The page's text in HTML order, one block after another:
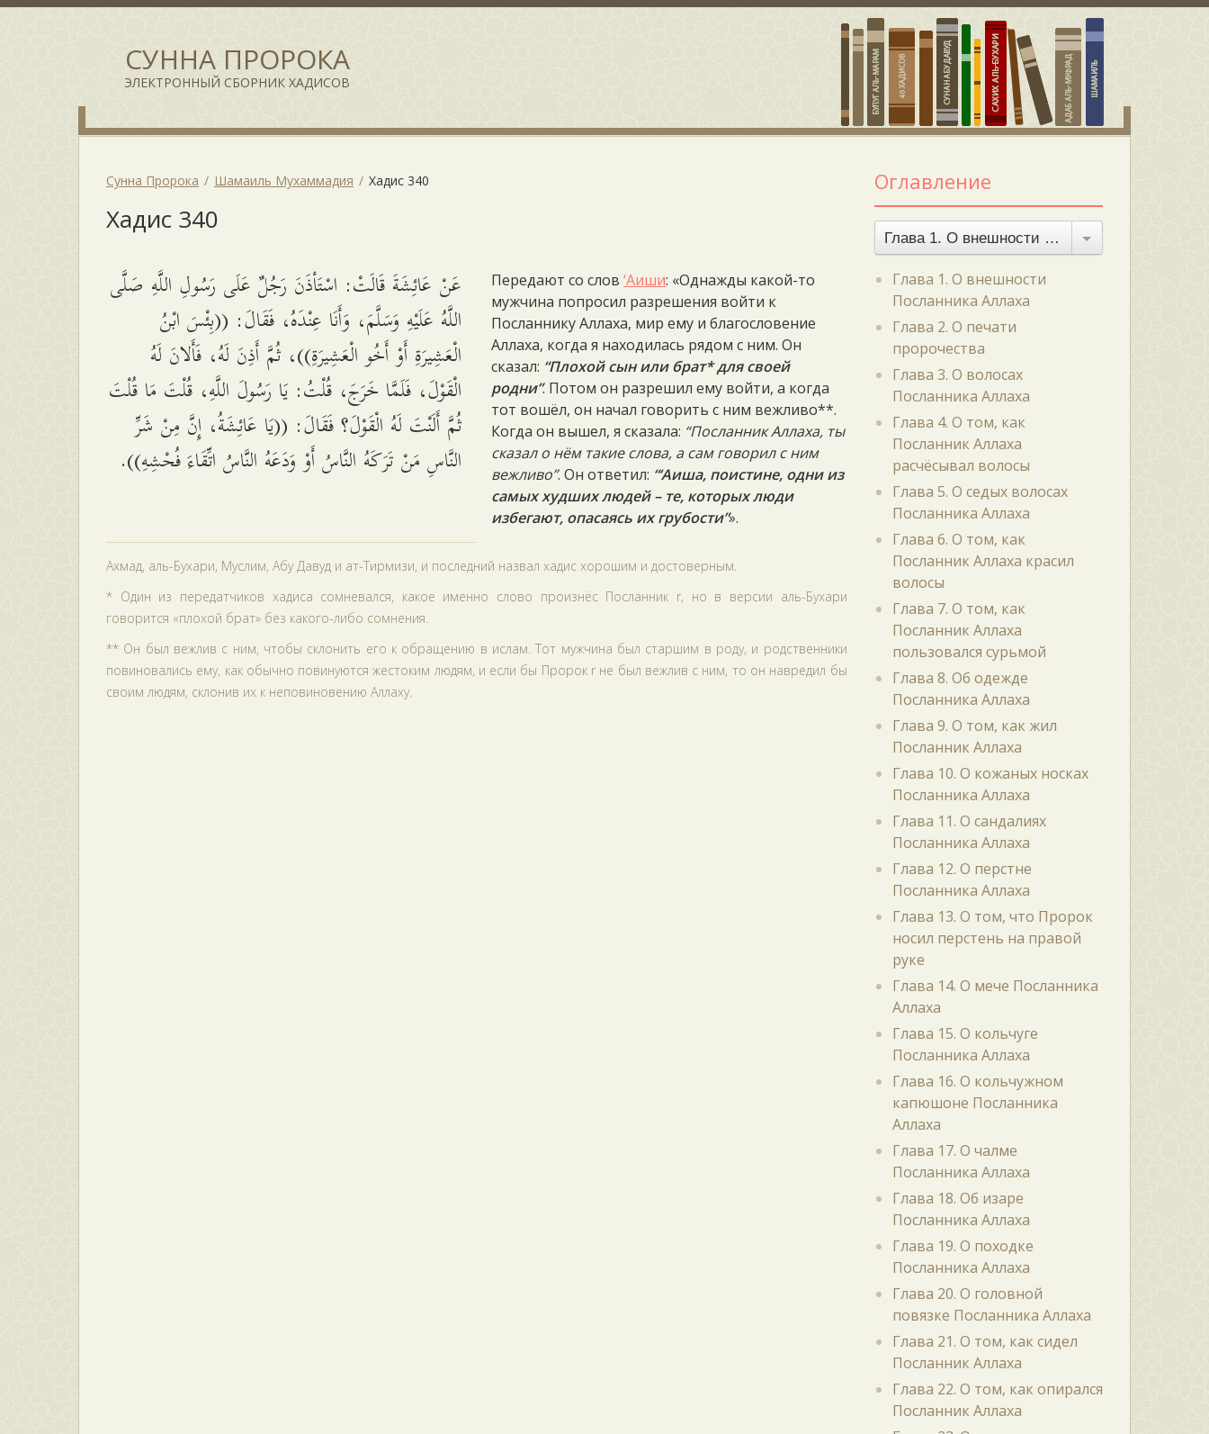
СУННА ПРОРОКА
ЭЛЕКТРОННЫЙ СБОРНИК ХАДИСОВ
Сунна Пророка Шамаиль Мухаммадия Хадис 340
Хадис 340
عَنْ عَائِشَةَ قَالَتْ: اسْتَأْذَنَ رَجُلٌ عَلَى رَسُولِ اللَّهِ صَلَّى
اللَّهُ عَلَيْهِ وَسَلَّمَ، وَأَنَا عِنْدَهُ، فَقَالَ: ((بِئْسَ ابْنُ
الْعَشِيرَةِ أَوْ أَخُو الْعَشِيرَةِ))، ثُمَّ أَذِنَ لَهُ، فَأَلانَ لَهُ
الْقَوْلَ، فَلَمَّا خَرَجَ، قُلْتُ: يَا رَسُولَ اللَّهِ، قُلْتَ مَا قُلْتَ
ثُمَّ أَلَنْتَ لَهُ الْقَوْلَ؟ فَقَالَ: ((يَا عَائِشَةُ، إِنَّ مِنْ شَرِّ
النَّاسِ مَنْ تَرَكَهُ النَّاسُ أَوْ وَدَعَهُ النَّاسُ اتِّقَاءَ فُحْشِهِ)).
Передают со слов‘Аиши: «Однажды какой-то
мужчина попросил разрешения войти к
Посланнику Аллаха, мир ему и благословение
Аллаха, когда я находилась рядом с ним. Он
сказал: “Плохой сын или брат* для своей
родни”. Потом он разрешил ему войти, а когда
тот вошёл, он начал говорить с ним вежливо**.
Когда он вышел, я сказала: “Посланник Аллаха, ты
сказал о нём такие слова, а сам говорил с ним
вежливо”. Он ответил: “‘Аиша, поистине, одни из
самых худших людей – те, которых люди
избегают, опасаясь их грубости”».
Ахмад, аль-Бухари, Муслим, Абу Давуд и ат-Тирмизи, и последний назвал хадис хорошим и достоверным.
* Один из передатчиков хадиса сомневался, какое именно слово произнёс Посланник r, но в версии аль-Бухари
говорится «плохой брат» без какого-либо сомнения.
** Он был вежлив с ним, чтобы склонить его к обращению в ислам. Тот мужчина был старшим в роду, и родственники
повиновались ему, как обычно повинуются жестоким людям, и если бы Пророк r не был вежлив с ним, то он навредил бы
своим людям, склонив их к неповиновению Аллаху.
Оглавление
Глава 1. О внешности Посланника Аллаха
Глава 1. О внешности
Посланника Аллаха
Глава 2. О печати
пророчества
Глава 3. О волосах
Посланника Аллаха
Глава 4. О том, как
Посланник Аллаха
расчёсывал волосы
Глава 5. О седых волосах
Посланника Аллаха
Глава 6. О том, как
Посланник Аллаха красил
волосы
Глава 7. О том, как
Посланник Аллаха
пользовался сурьмой
Глава 8. Об одежде
Посланника Аллаха
Глава 9. О том, как жил
Посланник Аллаха
Глава 10. О кожаных носках
Посланника Аллаха
Глава 11. О сандалиях
Посланника Аллаха
Глава 12. О перстне
Посланника Аллаха
Глава 13. О том, что Пророк
носил перстень на правой
руке
Глава 14. О мече Посланника
Аллаха
Глава 15. О кольчуге
Посланника Аллаха
Глава 16. О кольчужном
капюшоне Посланника
Аллаха
Глава 17. О чалме
Посланника Аллаха
Глава 18. Об изаре
Посланника Аллаха
Глава 19. О походке
Посланника Аллаха
Глава 20. О головной
повязке Посланника Аллаха
Глава 21. О том, как сидел
Посланник Аллаха
Глава 22. О том, как опирался
Посланник Аллаха